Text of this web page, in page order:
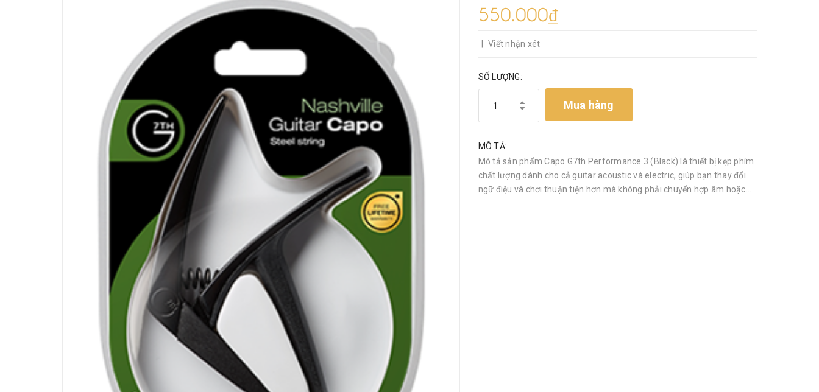
550.000₫
Viết nhận xét
SỐ LƯỢNG:
Mua hàng
MÔ TẢ:
Mô tả sản phẩm Capo G7th Performance 3 (Black) là thiết bị kẹp phím
chất lượng dành cho cả guitar acoustic và electric, giúp bạn thay đổi
ngữ điệu và chơi thuận tiện hơn mà không phải chuyển hợp âm hoặc...